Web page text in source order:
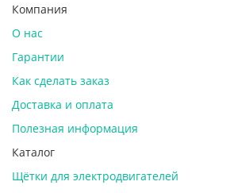
Компания
О нас
Гарантии
Как сделать заказ
Доставка и оплата
Полезная информация
Каталог
Щётки для электродвигателей